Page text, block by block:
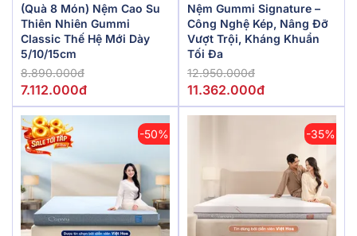
(Quà 8 Món) Nệm Cao Su
Thiên Nhiên Gummi
Classic Thế Hệ Mới Dày
5/10/15cm
8.890.000đ
7.112.000đ
Nệm Gummi Signature –
Công Nghệ Kép, Nâng Đỡ
Vượt Trội, Kháng Khuẩn
Tối Đa
12.950.000đ
11.362.000đ
-50% -35%